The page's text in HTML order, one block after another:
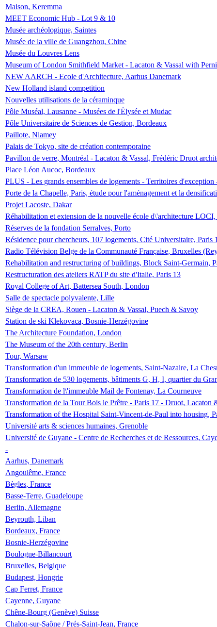
Maison, Keremma
MEET Economic Hub - Lot 9 & 10
Musée archéologique, Saintes
Musée de la ville de Guangzhou, Chine
Musée du Louvres Lens
Museum of London Smithfield Market - Lacaton & Vassal with
NEW AARCH - Ecole d'Architecture, Aarhus Danemark
New Holland island competition
Nouvelles utilisations de la céraminque
Pôle Muséal, Lausanne - Musées de l'Élysée et Mudac
Pôle Universitaire de Sciences de Gestion, Bordeaux
Paillote, Niamey
Palais de Tokyo, site de création contemporaine
Pavillon de verre, Montréal - Lacaton & Vassal, Frédéric Druot
Place Léon Aucoc, Bordeaux
PLUS - Les grands ensembles de logements - Territoires
Porte de la Chapelle, Paris, étude pour l'aménagement et la
Projet Lacoste, Dakar
Réhabilitation et extension de la nouvelle école d\'architecture
Réserves de la fondation Serralves, Porto
Résidence pour chercheurs, 107 logements, Cité Universitaire, Paris
Radio Télévision Belge de la Communauté Française, Bruxelles
Rehabilitation and restructuring of buildings, Block Saint-Germain,
Restructuration des ateliers RATP du site d'Italie, Paris 13
Royal College of Art, Battersea South, London
Salle de spectacle polyvalente, Lille
Siège de la CREA, Rouen - Lacaton & Vassal, Puech & Savoy
Station de ski Klekovaca, Bosnie-Herzégovine
The Architecture Foundation, London
The Museum of the 20th century, Berlin
Tour, Warsaw
Transformation d'un immeuble de logements, Saint-Nazaire, La
Transformation de 530 logements, bâtiments G, H, I, quartier du
Transformation de l\'immeuble Mail de Fontenay, La Courneuve
Transformation de la Tour Bois le Prêtre - Paris 17 - Druot, Lacaton
Transformation of the Hospital Saint-Vincent-de-Paul into housing,
Université arts & sciences humaines, Grenoble
Université de Guyane - Centre de Recherches et de Ressources,
-
Aarhus, Danemark
Angoulême, France
Bègles, France
Basse-Terre, Guadeloupe
Berlin, Allemagne
Beyrouth, Liban
Bordeaux, France
Bosnie-Herzégovine
Boulogne-Billancourt
Bruxelles, Belgique
Budapest, Hongrie
Cap Ferret, France
Cayenne, Guyane
Chêne-Bourg (Genève) Suisse
Chalon-sur-Saône / Prés-Saint-Jean, France